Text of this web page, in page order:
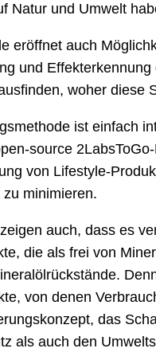
Natur und Umwelt
eröffnet auch
und
woher diese
ist einfach
source
von Lifestyle-
minimieren.
auch, dass es
die als frei von
von denen
das
als auch den